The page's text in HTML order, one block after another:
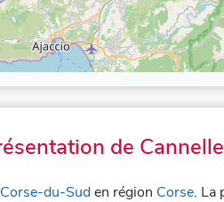
de Cannelle
du-Suden région Corse. La